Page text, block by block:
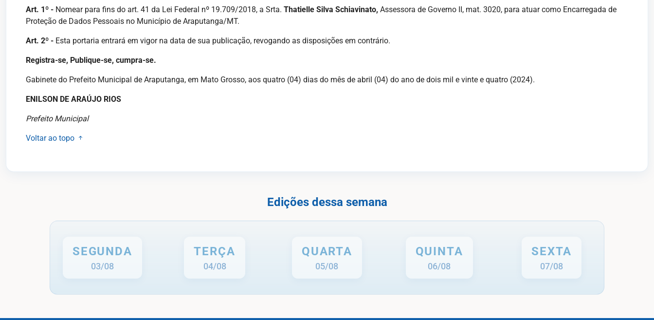
Art. 1º - Nomear para fins do art. 41 da Lei Federal nº 19.709/2018, a Srta. Thatielle Silva Schiavinato, Assessora de Governo II, mat. 3020, para atuar como Encarregada de
Proteção de Dados Pessoais no Município de Araputanga/MT.
Art. 2º - Esta portaria entrará em vigor na data de sua publicação, revogando as disposições em contrário.
Registra-se, Publique-se, cumpra-se.
Gabinete do Prefeito Municipal de Araputanga, em Mato Grosso, aos quatro (04) dias do mês de abril (04) do ano de dois mil e vinte e quatro (2024).
ENILSON DE ARAÚJO RIOS
Prefeito Municipal
Voltar ao topo
Edições dessa semana
SEGUNDA
03/08
TERÇA
04/08
QUARTA
05/08
QUINTA
06/08
SEXTA
07/08